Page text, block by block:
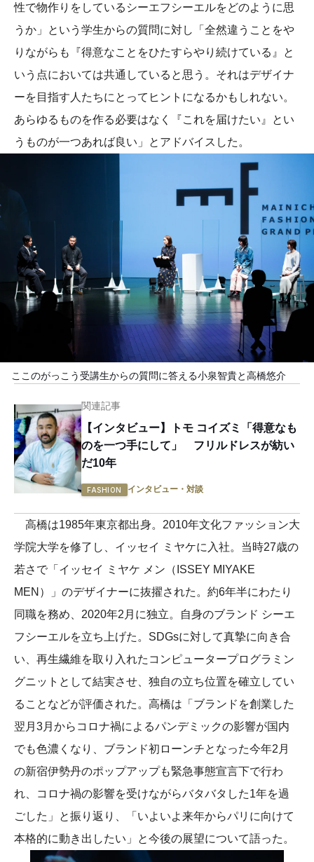
性で物作りをしているシーエフシーエルをどのように思
うか」という学生からの質問に対し「全然違うことをや
りながらも『得意なことをひたすらやり続けている』と
いう点においては共通していると思う。それはデザイナ
ーを目指す人たちにとってヒントになるかもしれない。
あらゆるものを作る必要はなく『これを届けたい』とい
うものが一つあれば良い」とアドバイスした。
ここのがっこう受講生からの質問に答える小泉智貴と高橋悠介
関連記事
【インタビュー】トモ コイズミ「得意なも
のを一つ手にして」 フリルドレスが紡い
だ10年
FASHION インタビュー・対談
高橋は1985年東京都出身。2010年文化ファッション大
学院大学を修了し、イッセイ ミヤケに入社。当時27歳の
若さで「イッセイ ミヤケ メン（ISSEY MIYAKE
MEN）」のデザイナーに抜擢された。約6年半にわたり
同職を務め、2020年2月に独立。自身のブランド シーエ
フシーエルを立ち上げた。SDGsに対して真摯に向き合
い、再生繊維を取り入れたコンピュータープログラミン
グニットとして結実させ、独自の立ち位置を確立してい
ることなどが評価された。高橋は「ブランドを創業した
翌月3月からコロナ禍によるパンデミックの影響が国内
でも色濃くなり、ブランド初ローンチとなった今年2月
の新宿伊勢丹のポップアップも緊急事態宣言下で行わ
れ、コロナ禍の影響を受けながらバタバタした1年を過
ごした」と振り返り、「いよいよ来年からパリに向けて
本格的に動き出したい」と今後の展望について語った。